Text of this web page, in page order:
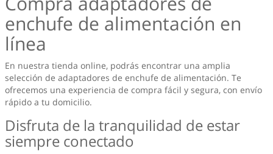
enchufe de alimentación en
línea
En nuestra tienda online, podrás encontrar una amplia
selección de adaptadores de enchufe de alimentación. Te
ofrecemos una experiencia de compra fácil y segura, con envío
rápido a tu domicilio.
Disfruta de la tranquilidad de estar
siempre conectado